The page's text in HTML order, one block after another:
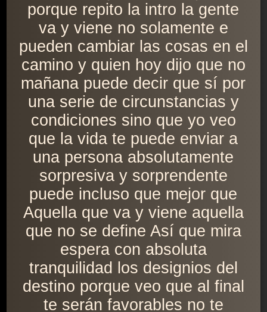
porque repito la intro la gente
va y viene no solamente e
pueden cambiar las cosas en el
camino y quien hoy dijo que no
mañana puede decir que sí por
una serie de circunstancias y
condiciones sino que yo veo
que la vida te puede enviar a
una persona absolutamente
sorpresiva y sorprendente
puede incluso que mejor que
Aquella que va y viene aquella
que no se define Así que mira
espera con absoluta
tranquilidad los designios del
destino porque veo que al final
te serán favorables no te